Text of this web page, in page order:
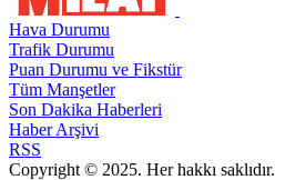
Hava Durumu
Trafik Durumu
Puan Durumu ve Fikstür
Tüm Manşetler
Son Dakika Haberleri
Haber Arşivi
RSS
Copyright © 2025. Her hakkı saklıdır.